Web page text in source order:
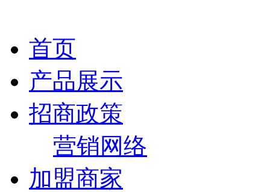
首页
产品展示
招商政策
营销网络
加盟商家